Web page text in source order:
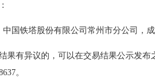
国铁塔股份有限公司常州市分公司，
果有异议的，可以在交易结果公示发
。